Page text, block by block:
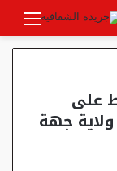
على
جهة